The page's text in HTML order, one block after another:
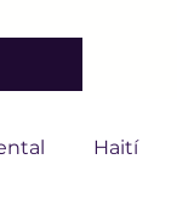
Haití